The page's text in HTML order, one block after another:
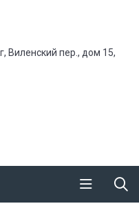
Виленский пер., дом 15,